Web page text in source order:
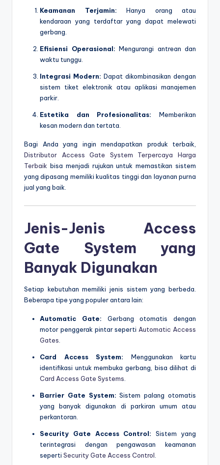
Keamanan Terjamin: Hanya orang atau
kendaraan yang terdaftar yang dapat melewati
gerbang.
Efisiensi Operasional: Mengurangi antrean dan
waktu tunggu.
Integrasi Modern: Dapat dikombinasikan dengan
sistem tiket elektronik atau aplikasi manajemen
parkir.
Estetika dan Profesionalitas: Memberikan
kesan modern dan tertata.
Bagi Anda yang ingin mendapatkan produk terbaik,
Distributor Access Gate System Terpercaya Harga
Terbaik bisa menjadi rujukan untuk memastikan sistem
yang dipasang memiliki kualitas tinggi dan layanan purna
jual yang baik.
Jenis-Jenis Access
Gate System yang
Banyak Digunakan
Setiap kebutuhan memiliki jenis sistem yang berbeda.
Beberapa tipe yang populer antara lain:
Automatic Gate: Gerbang otomatis dengan
motor penggerak pintar seperti Automatic Access
Gates
Card Access System: Menggunakan kartu
identifikasi untuk membuka gerbang, bisa dilihat di
Card Access Gate Systems
Barrier Gate System: Sistem palang otomatis
yang banyak digunakan di parkiran umum atau
perkantoran.
Security Gate Access Control: Sistem yang
terintegrasi dengan pengawasan keamanan
seperti Security Gate Access Control